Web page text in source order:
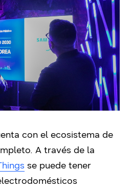
con el ecosistema de
A través de la
se puede tener